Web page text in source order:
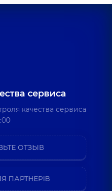
сервиса
качества сервиса
ОТЗЫВ
ПАРТНЕРІВ